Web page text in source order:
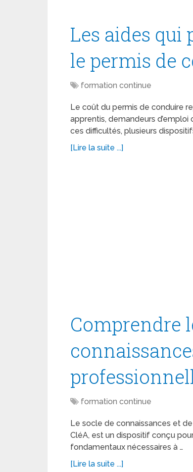
Les aides
le permis de
formation continue
Le coût du permis de conduire
apprentis, demandeurs
ces difficultés, plusieurs
[Lire la suite ...]
Comprendre
formation continue
Le socle de connaissances et
CléA, est un dispositif conçu
fondamentaux nécessaires à …
[Lire la suite ...]